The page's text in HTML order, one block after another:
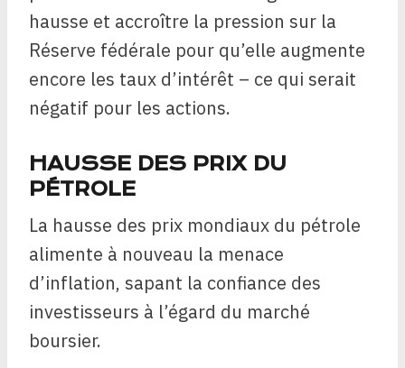
hausse et accroître la pression sur la
Réserve fédérale pour qu’elle augmente
encore les taux d’intérêt – ce qui serait
négatif pour les actions.
HAUSSE DES PRIX DU
PÉTROLE
La hausse des prix mondiaux du pétrole
alimente à nouveau la menace
d’inflation, sapant la confiance des
investisseurs à l’égard du marché
boursier.